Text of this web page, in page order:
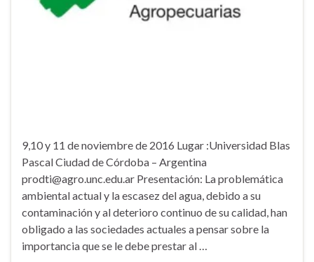
9,10 y 11 de noviembre de 2016 Lugar :Universidad Blas
Pascal Ciudad de Córdoba – Argentina
prodti@agro.unc.edu.ar Presentación: La problemática
ambiental actual y la escasez del agua, debido a su
contaminación y al deterioro continuo de su calidad, han
obligado a las sociedades actuales a pensar sobre la
importancia que se le debe prestar al …